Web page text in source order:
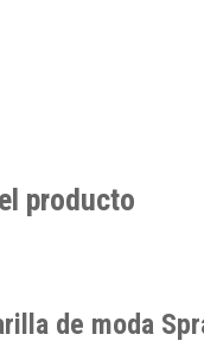
producto
de moda